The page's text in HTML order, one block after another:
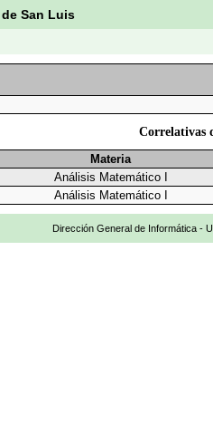
San Luis
Correlativas
Materia
Análisis Matemático I
Análisis Matemático I
Dirección General de Informática -